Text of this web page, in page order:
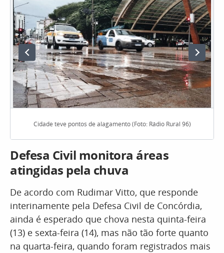
Cidade teve pontos de alagamento (Foto: Rádio Rural 96)
Defesa Civil monitora áreas
atingidas pela chuva
De acordo com Rudimar Vitto, que responde
interinamente pela Defesa Civil de Concórdia,
ainda é esperado que chova nesta quinta-feira
(13) e sexta-feira (14), mas não tão forte quanto
na quarta-feira, quando foram registrados mais